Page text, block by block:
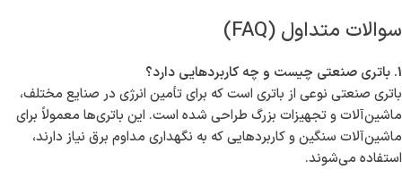
سوالات متداول (FAQ)
1. باتری صنعتی چیست و چه کاربردهایی دارد؟
باتری صنعتی نوعی از باتری است که برای تأمین انرژی در صنایع مختلف،
ماشین‌آلات و تجهیزات بزرگ طراحی شده است. این باتری‌ها معمولاً برای
ماشین‌آلات سنگین و کاربردهایی که به نگهداری مداوم برق نیاز دارند،
استفاده می‌شوند.